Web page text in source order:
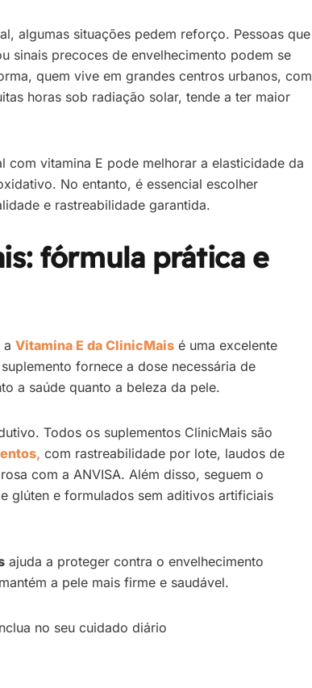
algumas situações pedem reforço. Pessoas que
sinais precoces de envelhecimento podem se
quem vive em grandes centros urbanos, com
horas sob radiação solar, tende a ter maior
com vitamina E pode melhorar a elasticidade da
No entanto, é essencial escolher
e rastreabilidade garantida.
fórmula prática e
a Vitamina E da ClinicMais é uma excelente
fornece a dose necessária de
a saúde quanto a beleza da pele.
Todos os suplementos ClinicMais são
, com rastreabilidade por lote, laudos de
com a ANVISA. Além disso, seguem o
glúten e formulados sem aditivos artificiais
ajuda a proteger contra o envelhecimento
a pele mais firme e saudável.
no seu cuidado diário